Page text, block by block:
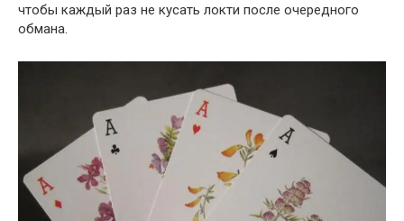
чтобы каждый раз не кусать локти после очередного
обмана.